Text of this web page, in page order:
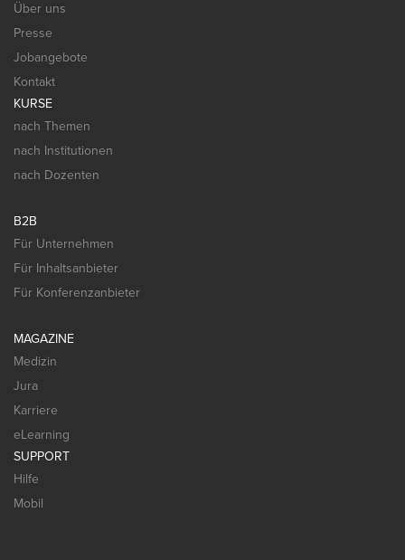
Über uns
Presse
Jobangebote
Kontakt
KURSE
nach Themen
nach Institutionen
nach Dozenten
B2B
Für Unternehmen
Für Inhaltsanbieter
Für Konferenzanbieter
MAGAZINE
Medizin
Jura
Karriere
eLearning
SUPPORT
Hilfe
Mobil